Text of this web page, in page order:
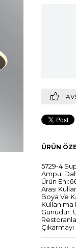
ÜRÜN
5729-4
Ampul
Ürün
Arası
Boya Ve
Kullanıma
Günüdür.